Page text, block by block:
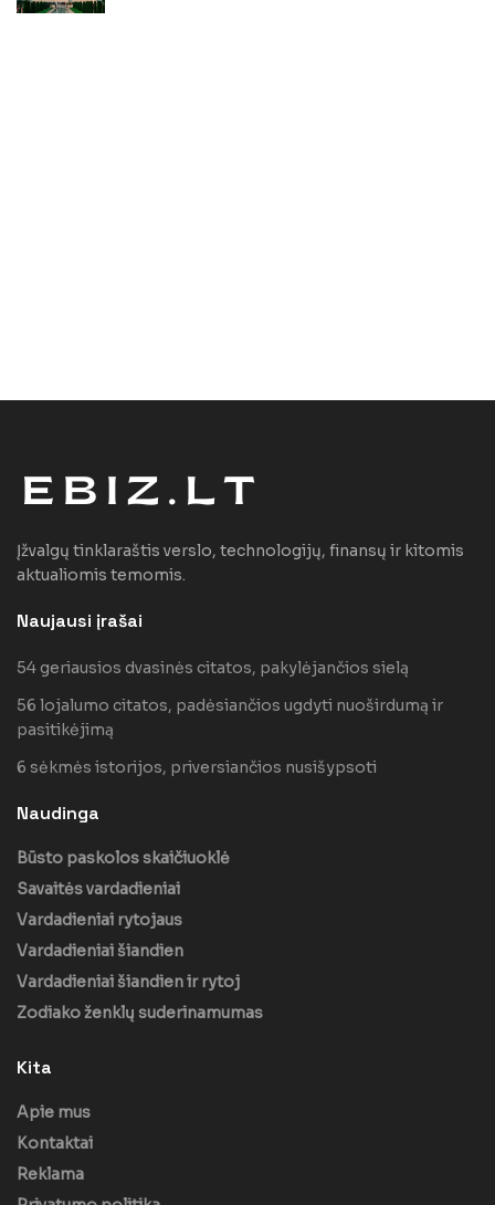
Įžvalgų tinklaraštis verslo, technologijų, finansų ir kitomis
aktualiomis temomis.
Naujausi įrašai
54 geriausios dvasinės citatos, pakylėjančios sielą
56 lojalumo citatos, padėsiančios ugdyti nuoširdumą ir
pasitikėjimą
6 sėkmės istorijos, priversiančios nusišypsoti
Naudinga
Būsto paskolos skaičiuoklė
Savaitės vardadieniai
Vardadieniai rytojaus
Vardadieniai šiandien
Vardadieniai šiandien ir rytoj
Zodiako ženklų suderinamumas
Kita
Apie mus
Kontaktai
Reklama